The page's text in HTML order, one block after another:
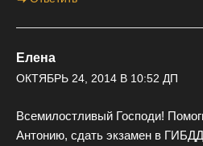
Елена
ОКТЯБРЬ 24, 2014 В 10:52 ДП
Всемилостливый Господи!
Антонию, сдать экзамен в